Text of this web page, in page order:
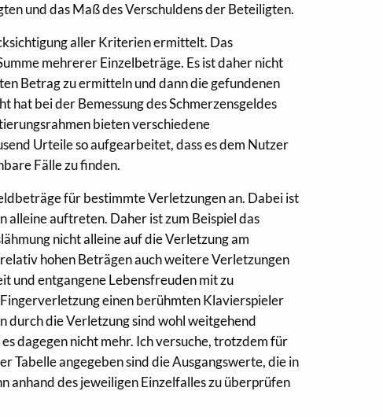
und das Maß des Verschuldens der Beteiligten.
aller Kriterien ermittelt. Das
mehrerer Einzelbeträge. Es ist daher nicht
Betrag zu ermitteln und dann die gefundenen
bei der Bemessung des Schmerzensgeldes
bieten verschiedene
Urteile so aufgearbeitet, dass es dem Nutzer
Fälle zu finden.
für bestimmte Verletzungen an. Dabei ist
alleine auftreten. Daher ist zum Beispiel das
nicht alleine auf die Verletzung am
hohen Beträgen auch weitere Verletzungen
und entgangene Lebensfreuden mit zu
einen berühmten Klavierspieler
durch die Verletzung sind wohl weitgehend
dagegen nicht mehr. Ich versuche, trotzdem für
Tabelle angegeben sind die Ausgangswerte, die in
anhand des jeweiligen Einzelfalles zu überprüfen